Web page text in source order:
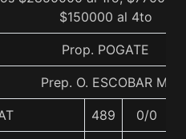
$150000 al 4to
Prop. POGATE
Prep. O. ESCOBAR M.
489 0/0